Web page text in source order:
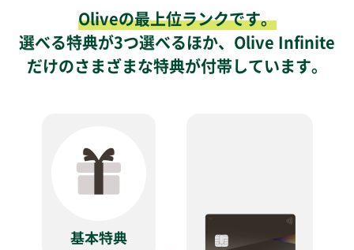
Oliveの最上位ランクです。
選べる特典が3つ選べるほか、Olive Infinite
だけのさまざまな特典が付帯しています。